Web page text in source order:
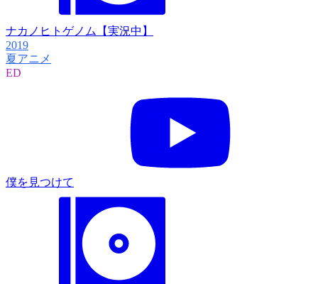
ナカノヒトゲノム【実況中】
2019
夏アニメ
ED
僕を見つけて